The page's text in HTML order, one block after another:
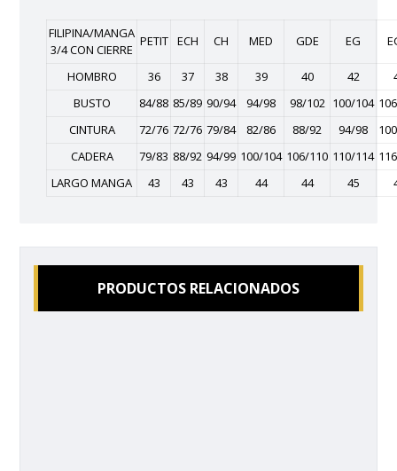
FILIPINA/MANGA
3/4 CON CIERRE
PETIT ECH CH MED GDE EG
HOMBRO 36 37 38 39 40 42
BUSTO
84/88 85/89 90/94 94/98 98/102 100/104
CINTURA
72/76 72/76 79/84 82/86 88/92 94/98
CADERA
79/83 88/92 94/99 100/104 106/110 110/114
LARGO MANGA
43 43 43 44 44 45
PRODUCTOS RELACIONADOS